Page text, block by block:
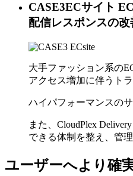
CASE3ECサイト
配信レスポンスの
大手ファッション系の
アクセス増加に伴うト
ハイパフォーマンスの
また、CloudPlex
できる体制を整え、管
ユーザーへより確